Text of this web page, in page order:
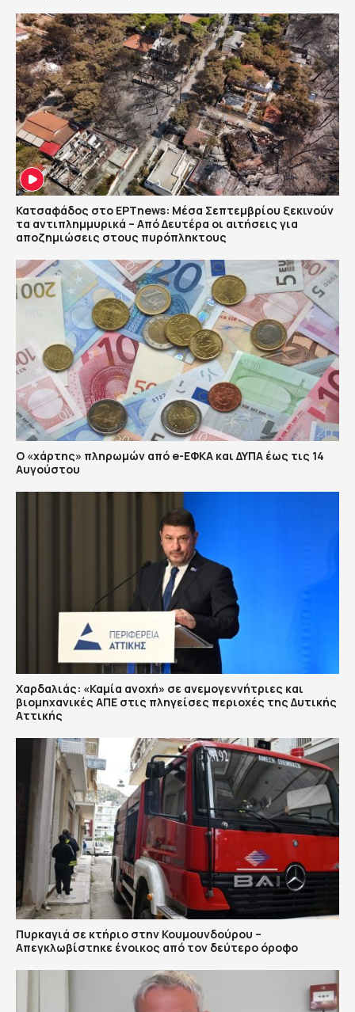
Κατσαφάδος στο ΕΡΤnews: Μέσα Σεπτεμβρίου ξεκινούν
τα αντιπλημμυρικά – Από Δευτέρα οι αιτήσεις για
αποζημιώσεις στους πυρόπληκτους
Ο «χάρτης» πληρωμών από e-ΕΦΚΑ και ΔΥΠΑ έως τις 14
Αυγούστου
Χαρδαλιάς: «Καμία ανοχή» σε ανεμογεννήτριες και
βιομηχανικές ΑΠΕ στις πληγείσες περιοχές της Δυτικής
Αττικής
Πυρκαγιά σε κτήριο στην Κουμουνδούρου –
Απεγκλωβίστηκε ένοικος από τον δεύτερο όροφο